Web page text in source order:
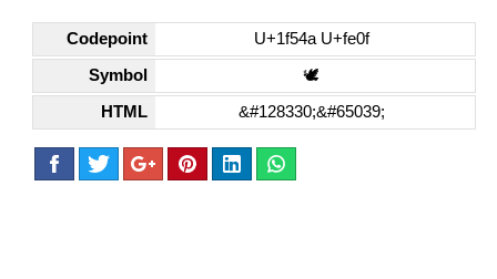
Codepoint U+1f54a U+fe0f
Symbol 🕊️
HTML &#128330;&#65039;